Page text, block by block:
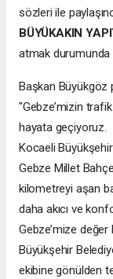
sözleri ile
BÜYÜKAKIN
atmak durumunda
Başkan Büyükgöz
"Gebze’mizin
hayata geçiyoruz.
Kocaeli
Gebze Millet
kilometreyi aşan
daha akıcı ve
Gebze’mize
Büyükşehir
ekibine gönülden